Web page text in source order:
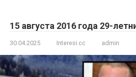
15 августа 2016 года 29-
30.04.2025 Interesi.cc admin